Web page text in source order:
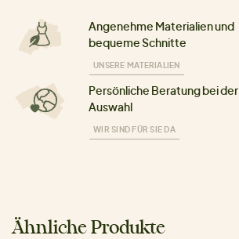
Angenehme Materialien und
bequeme Schnitte
UNSERE MATERIALIEN
Persönliche Beratung bei der
Auswahl
WIR SIND FÜR SIE DA
Ähnliche Produkte